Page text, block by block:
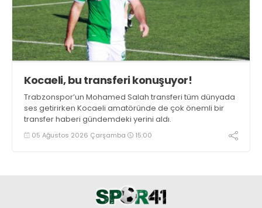
Kocaeli, bu transferi konuşuyor!
Trabzonspor’un Mohamed Salah transferi tüm dünyada
ses getirirken Kocaeli amatöründe de çok önemli bir
transfer haberi gündemdeki yerini aldı.
05 Ağustos 2026 Çarşamba 15:00